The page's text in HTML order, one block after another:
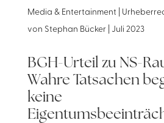
Media & Entertainment |
von Stephan Bücker| Juli 2023
BGH-Urteil zu NS-
Wahre Tatsachen
keine